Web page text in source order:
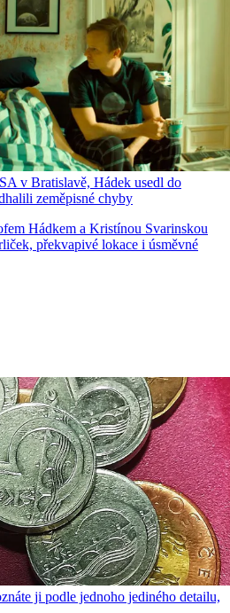
v Bratislavě, Hádek usedl do
zeměpisné chyby
Hádkem a Kristínou Svarinskou
překvapivé lokace i úsměvné
ji podle jednoho jediného detailu,